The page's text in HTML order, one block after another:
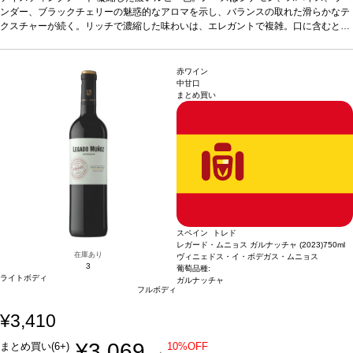
を感じる。フレッシュでフルーティーさが広がる、緻密でエレガントな一本。合う
料理赤肉、シチュー、ジビエ、ハードチーズ、青魚、魚のキャセロール、チョコレ
あるミシェル・ロランが、アラエックス・グランの創業者兼CEOであるハビエル・
ガラレタと協力し、スペインの最高のテロワールでプレミアムワインを生産するこ
とに合意し、スタートしました。フランスとスペインの2つの文化、そしてロラン
が造るクラシックかつ国際的なワインスタイルと、アラエックス・グラン・スペイ
ン・ファインワインズのワインに象徴されるモダンなワインスが融合しています。
EC担当Oの感想：良い意味で「スペイン・プリオラート」のイメージを変えてくれ
た、至極の1本です。複雑な香りと滑らかで奥行きのある味わいは、ワインに集中
して飲みたい日にぜひあけてみてください。生産者からも絶対皆好きになってもら
える味わいだよ！と言われたイチオシです。濃厚な味わいがお好きな方や、酸味が
ンダー、ブラックチェリーの魅惑的なアロマを示し、バランスの取れた滑らかなテ
クスチャーが続く。リッチで濃縮した味わいは、エレガントで複雑。口に含むとシ
赤肉、シチュー、ジビエ、ハードチーズ、青魚、魚のキャセロール、チョコレ
葡萄品種 カリニャン 62%、ガルナッチャ 38%
ロジェクトは2010年、フランスの著名なワインメーカーでありコンサルタントでも
あるミシェル・ロランが、アラエックス・グランの創業者兼CEOであるハビエル・
ガラレタと協力し、スペインの最高のテロワールでプレミアムワインを生産するこ
とに合意し、スタートしました。フランスとスペインの2つの文化、そしてロラン
が造るクラシックかつ国際的なワインスタイルと、アラエックス・グラン・スペイ
ン・ファインワインズのワインに象徴されるモダンなワインスが融合しています。
EC担当Oの感想：良い意味で「スペイン・プリオラート」のイメージを変えてくれ
た、至極の1本です。複雑な香りと滑らかで奥行きのある味わいは、ワインに集中
して飲みたい日にぜひあけてみてください。生産者からも絶対皆好きになってもら
える味わいだよ！と言われたイチオシです。濃厚な味わいがお好きな方や、酸味が
在庫あり
3
ライトボディ
フルボディ
赤ワイン
中甘口
まとめ買い
スペイン トレド
レガード・ムニョス ガルナッチャ (2023)750ml
ヴィニェドス・イ・ボデガス・ムニョス
葡萄品種:
ガルナッチャ
¥3,410
まとめ買い(6+) 10%OFF